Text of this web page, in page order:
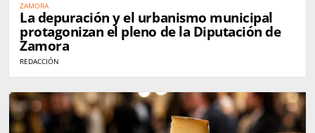
ZAMORA
La depuración y el urbanismo municipal
protagonizan el pleno de la Diputación de
Zamora
REDACCIÓN